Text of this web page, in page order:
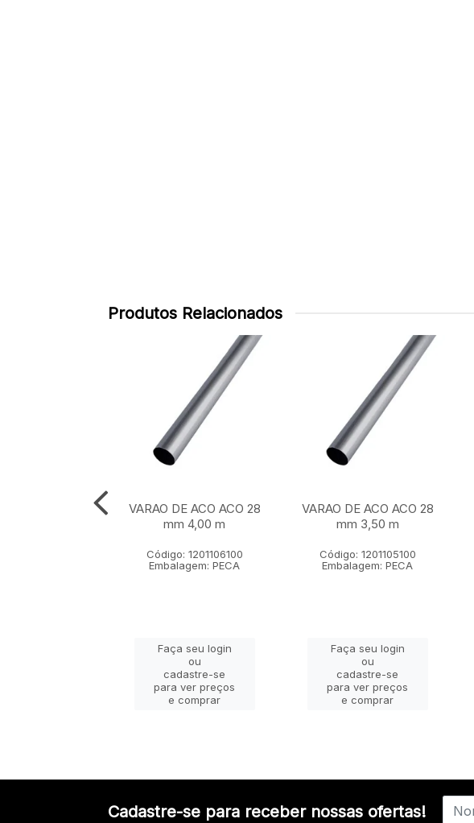
Produtos Relacionados
VARAO DE ACO ACO 28
mm 4,00 m
Código: 1201106100
Embalagem: PECA
Faça seu login
ou
cadastre-se
para ver preços
e comprar
VARAO DE ACO ACO 28
mm 3,50 m
Código: 1201105100
Embalagem: PECA
Faça seu login
ou
cadastre-se
para ver preços
e comprar
Cadastre-se para receber nossas ofertas!